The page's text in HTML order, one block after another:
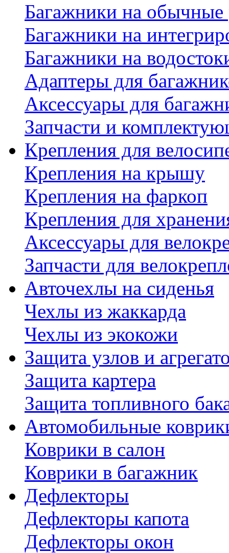
Багажники на обычные
Багажники на
Багажники на
Адаптеры для
Аксессуары для
Запчасти и
Крепления для
Крепления на крышу
Крепления на фаркоп
Крепления для
Аксессуары для
Запчасти для
Авточехлы на сиденья
Чехлы из жаккарда
Чехлы из экокожи
Защита узлов и
Защита картера
Защита топливного
Автомобильные
Коврики в салон
Коврики в багажник
Дефлекторы
Дефлекторы капота
Дефлекторы окон